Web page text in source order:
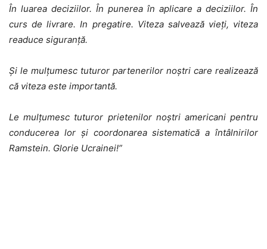
În luarea deciziilor. În punerea în aplicare a deciziilor. În
curs de livrare. In pregatire. Viteza salvează vieți, viteza
readuce siguranță.
Și le mulțumesc tuturor partenerilor noștri care realizează
că viteza este importantă.
Le mulțumesc tuturor prietenilor noștri americani pentru
conducerea lor și coordonarea sistematică a întâlnirilor
Ramstein. Glorie Ucrainei!”